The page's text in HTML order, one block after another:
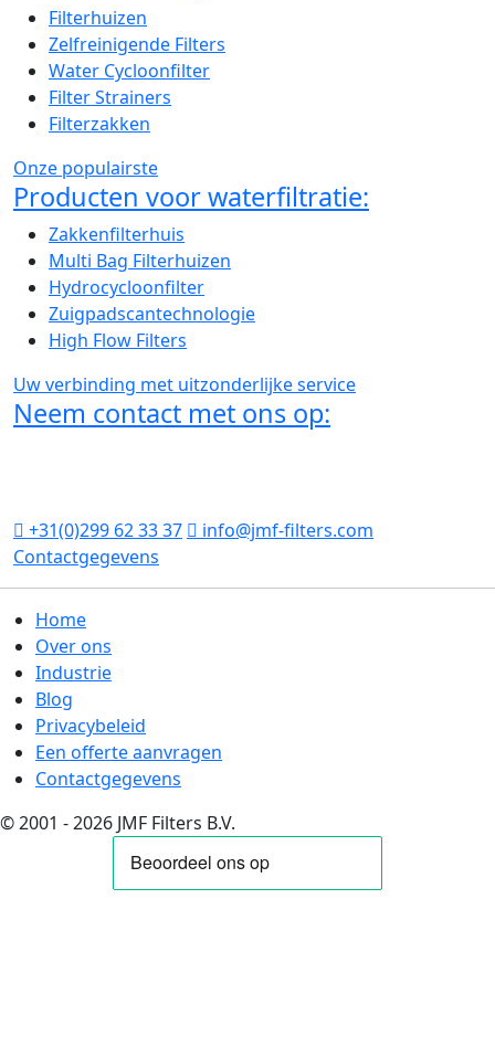
Filterhuizen
Zelfreinigende Filters
Water Cycloonfilter
Filter Strainers
Filterzakken
Onze populairste
Producten voor waterfiltratie:
Zakkenfilterhuis
Multi Bag Filterhuizen
Hydrocycloonfilter
Zuigpadscantechnologie
High Flow Filters
Uw verbinding met uitzonderlijke service
Neem contact met ons op:
+31(0)299 62 33 37
info@jmf-filters.com
Contactgegevens
Home
Over ons
Industrie
Blog
Privacybeleid
Een offerte aanvragen
Contactgegevens
© 2001 - 2026 JMF Filters B.V.